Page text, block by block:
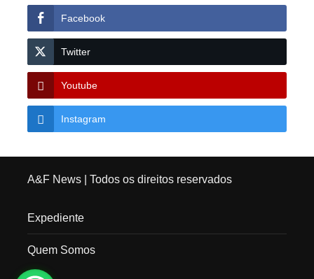
Facebook
Twitter
Youtube
Instagram
A&F News| Todos os direitos reservados
Expediente
Quem Somos